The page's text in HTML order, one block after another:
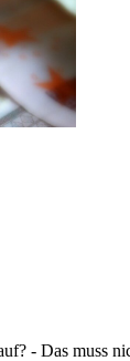
- Das muss